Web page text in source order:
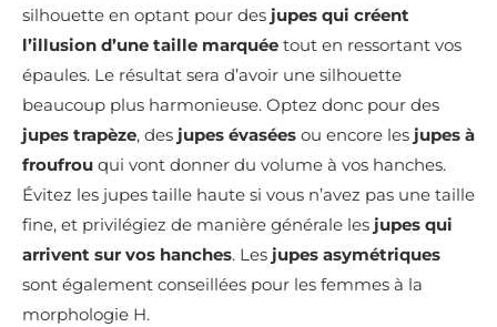
silhouette en optant pour des jupes qui créent
l’illusion d’une taille marquée tout en ressortant vos
épaules. Le résultat sera d’avoir une silhouette
beaucoup plus harmonieuse. Optez donc pour des
jupes trapèze, des jupes évasées ou encore les jupes à
froufrou qui vont donner du volume à vos hanches.
Évitez les jupes taille haute si vous n’avez pas une taille
fine, et privilégiez de manière générale les jupes qui
arrivent sur vos hanches. Les jupes asymétriques
sont également conseillées pour les femmes à la
morphologie H.